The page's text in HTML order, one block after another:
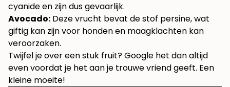
cyanide en zijn dus gevaarlijk.
Avocado: Deze vrucht bevat de stof persine, wat
giftig kan zijn voor honden en maagklachten kan
veroorzaken.
Twijfel je over een stuk fruit? Google het dan altijd
even voordat je het aan je trouwe vriend geeft. Een
kleine moeite!